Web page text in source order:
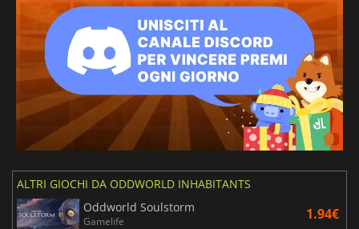
ALTRI GIOCHI DA ODDWORLD INHABITANTS
Oddworld Soulstorm
Gamelife 1.94€